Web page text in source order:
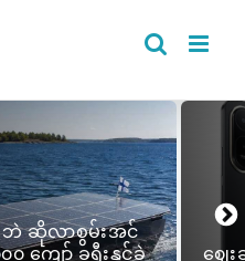
ဆိုလာစွမ်းအင်
ကျော် ခရီးနှင်ခဲ့
ဈေး